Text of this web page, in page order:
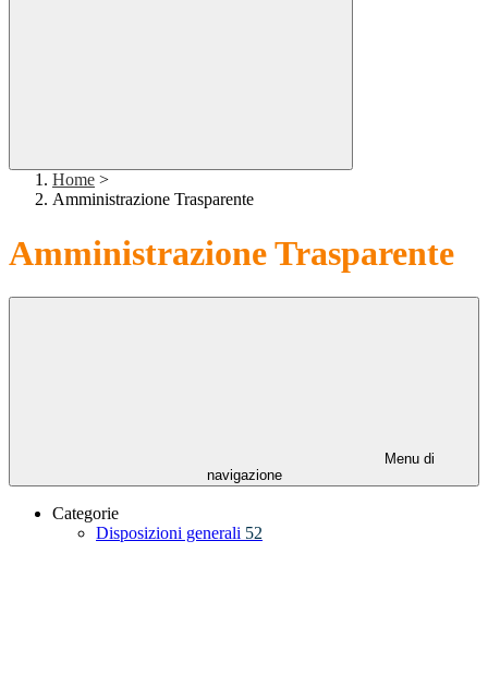
Home >
Amministrazione Trasparente
Amministrazione Trasparente
Menu di
navigazione
Categorie
Disposizioni generali 52